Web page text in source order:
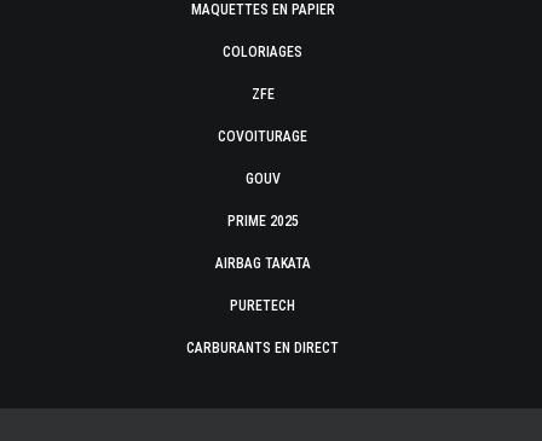
MAQUETTES EN PAPIER
COLORIAGES
ZFE
COVOITURAGE
GOUV
PRIME 2025
AIRBAG TAKATA
PURETECH
CARBURANTS EN DIRECT